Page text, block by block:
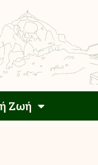
Ζωή
Ζωή